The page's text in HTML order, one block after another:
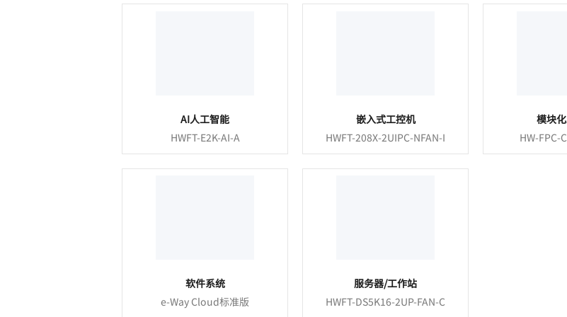
AI人工智能
HWFT-E2K-AI-A
嵌入式工控机
HWFT-208X-2UIPC-NFAN-I
模块
HW-FPC-
软件系统
e-Way Cloud标准版
服务器/工作站
HWFT-DS5K16-2UP-FAN-C